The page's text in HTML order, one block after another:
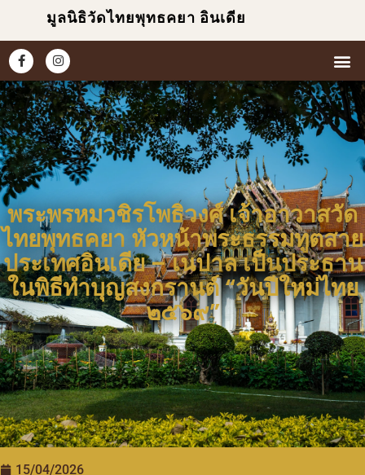
มูลนิธิวัดไทยพุทธคยา อินเดีย
พระพรหมวชิรโพธิวงศ์ เจ้าอาวาสวัด
ไทยพุทธคยา หัวหน้าพระธรรมทูตสาย
ประเทศอินเดีย – เนปาล เป็นประธาน
ในพิธีทำบุญสงกรานต์ “วันปีใหม่ไทย
๒๕๖๙”
15/04/2026